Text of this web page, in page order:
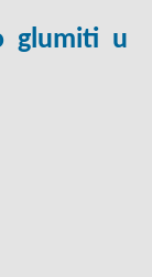
glumiti u